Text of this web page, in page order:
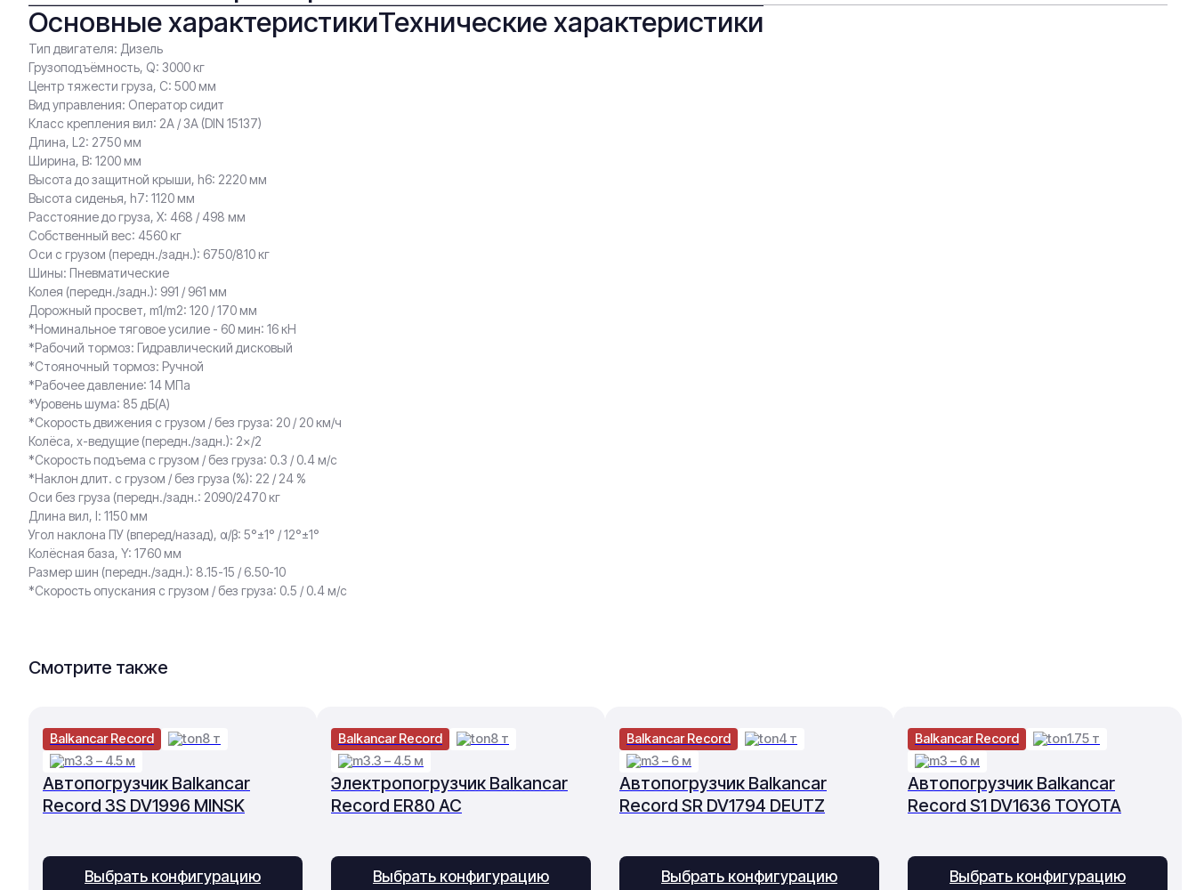
Основные характеристики
Тип двигателя: Дизель
Грузоподъёмность, Q: 3000 кг
Центр тяжести груза, С: 500 мм
Вид управления: Оператор сидит
Класс крепления вил: 2A / 3A (DIN 15137)
Длина, L2: 2750 мм
Ширина, B: 1200 мм
Высота до защитной крыши, h6: 2220 мм
Высота сиденья, h7: 1120 мм
Расстояние до груза, X: 468 / 498 мм
Собственный вес: 4560 кг
Оси с грузом (передн./задн.): 6750/810 кг
Шины: Пневматические
Колея (передн./задн.): 991 / 961 мм
Дорожный просвет, m1/m2: 120 / 170 мм
*Номинальное тяговое усилие - 60 мин: 16 кН
*Рабочий тормоз: Гидравлический дисковый
*Стояночный тормоз: Ручной
*Рабочее давление: 14 МПа
*Уровень шума: 85 дБ(A)
*Скорость движения с грузом / без груза: 20 / 20 км/ч
Колёса, x-ведущие (передн./задн.): 2×/2
*Скорость подъема с грузом / без груза: 0.3 / 0.4 м/с
*Наклон длит. с грузом / без груза (%): 22 / 24 %
Оси без груза (передн./задн.: 2090/2470 кг
Длина вил, l: 1150 мм
Угол наклона ПУ (вперед/назад), α/β: 5°±1° / 12°±1°
Колёсная база, Y: 1760 мм
Размер шин (передн./задн.): 8.15-15 / 6.50-10
*Скорость опускания с грузом / без груза: 0.5 / 0.4 м/с
Технические характеристики
Смотрите также
Автопогрузчик Balkancar
Record 3S DV1996 MINSK
Balkancar Record
8 т
3.3 – 4.5 м
Выбрать конфигурацию
Электропогрузчик Balkancar
Record ER80 AC
Balkancar Record
8 т
3.3 – 4.5 м
Выбрать конфигурацию
Автопогрузчик Balkancar
Record SR DV1794 DEUTZ
Balkancar Record
4 т
3 – 6 м
Выбрать конфигурацию
Автопогрузчик Balkancar
Record S1 DV1636 TOYOTA
Balkancar Record
1.75 т
3 – 6 м
Выбрать конфигурацию